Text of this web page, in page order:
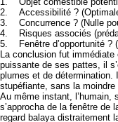
2. Accessibilité ?
3. Concurrence ? (Nulle
4. Risques associés
5. Fenêtre d’opportunité ?
La conclusion fut
puissante de ses pattes, il
plumes et de
stupéfiante, sans la moindre
Au même instant, l’humain,
s’approcha de la fenêtre de
regard balaya distraitement